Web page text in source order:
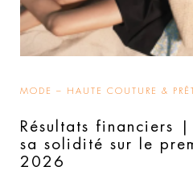
MODE – HAUTE COUTURE &
Résultats financiers
sa solidité sur le
2026